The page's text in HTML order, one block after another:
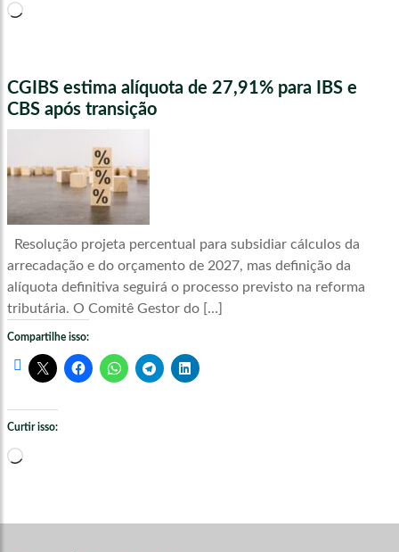
Carregando...
CGIBS estima alíquota de 27,91% para IBS e
CBS após transição
Resolução projeta percentual para subsidiar cálculos da
arrecadação e do orçamento de 2027, mas definição da
alíquota definitiva seguirá o processo previsto na reforma
tributária. O Comitê Gestor do […]
Compartilhe isso:
Curtir isso:
Carregando...